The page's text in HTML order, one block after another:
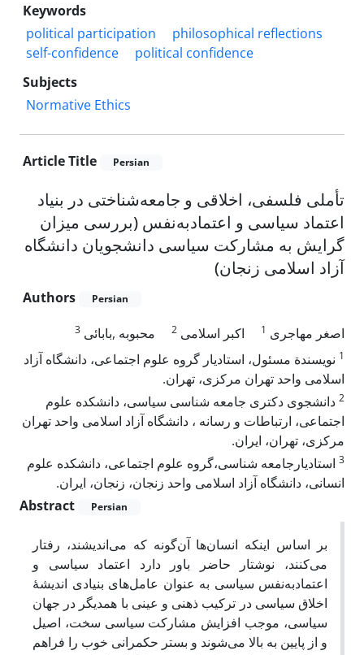
Keywords
political participation
philosophical reflections
self-confidence
political confidence
Subjects
Normative Ethics
Article Title Persian
تأملی فلسفی، اخلاقی و جامعه‌شناختی در بنیاد
اعتماد سیاسی و اعتمادبه‌نفس (بررسی میزان
گرایش به مشارکت سیاسی دانشجویان دانشگاه
آزاد اسلامی زنجان)
Authors Persian
اصغر مهاجری 1 اکبر اسلامی 2 محبوبه ,بابائی 3
1 نویسندة مسئول، استادیار گروه علوم اجتماعی، دانشگاه آزاد
اسلامی واحد تهران مرکزی، تهران.
2 دانشجوی دکتری جامعه شناسی سیاسی، دانشکده علوم
اجتماعی، ارتباطات و رسانه ، دانشگاه آزاد اسلامی واحد تهران
مرکزی، تهران، ایران.
3 استادیارجامعه شناسی،گروه علوم اجتماعی، دانشکده علوم
انسانی، دانشگاه آزاد اسلامی واحد زنجان، زنجان، ایران.
Abstract
Persian
بر اساس اینکه انسان‌ها آن‌گونه که می‌اندیشند، رفتار
می‌کنند، نوشتار حاضر باور دارد اعتماد سیاسی و
اعتمادبه‌نفس سیاسی به عنوان عامل‌های بنیادی اندیشۀ
اخلاق سیاسی در ترکیب ذهنی و عینی با همدیگر در جهان
سیاسی، موجب افزایش مشارکت سیاسی سخت، اصیل
و از پایین به بالا می‌شوند و بستر حکمرانی خوب را فراهم